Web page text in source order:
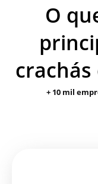
O
crachás
+ 10 mil